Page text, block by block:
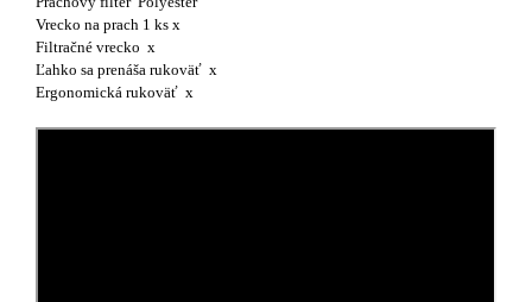
Vrecko na prach 1 ks x
Filtračné vrecko x
Ľahko sa prenáša rukoväť x
Ergonomická rukoväť x